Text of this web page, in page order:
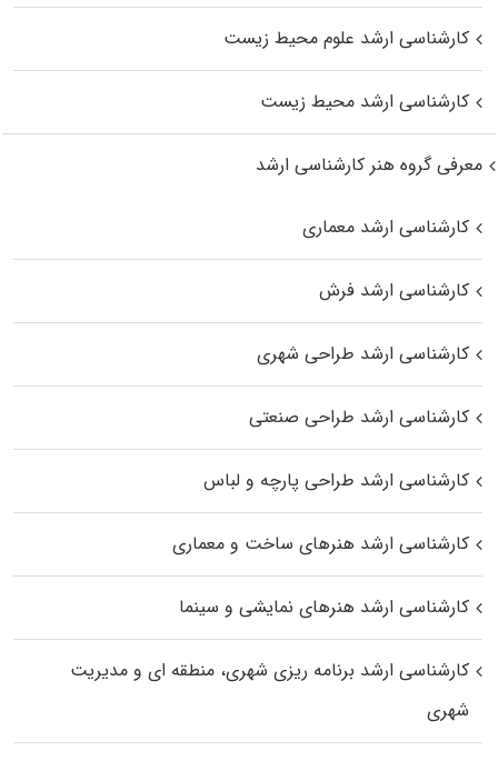
کارشناسی ارشد علوم محیط‌ زیست
کارشناسی ارشد محیط زیست
معرفی گروه هنر کارشناسی ارشد
کارشناسی ارشد معماری
کارشناسی ارشد فرش
کارشناسی ارشد طراحی شهری
کارشناسی ارشد طراحی صنعتی
کارشناسی ارشد طراحی پارچه و لباس
کارشناسی ارشد هنرهای ساخت و معماری
کارشناسی ارشد هنرهای نمایشی و سینما
کارشناسی ارشد برنامه ریزی شهری، منطقه‌ ای و مدیریت
شهری